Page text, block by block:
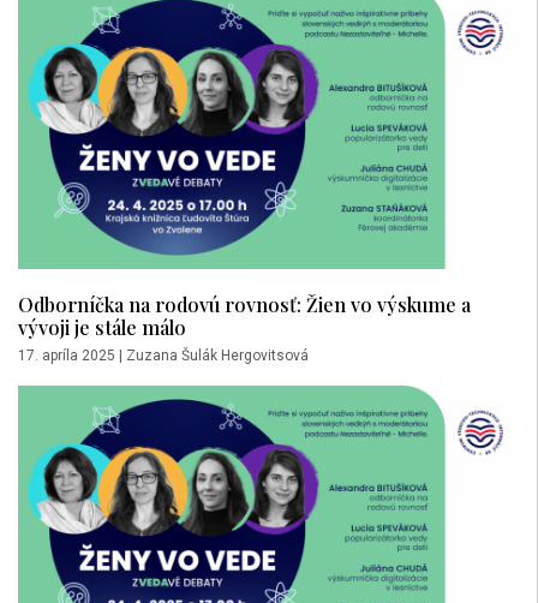
Odborníčka na rodovú rovnosť: Žien vo výskume a
vývoji je stále málo
17. apríla 2025 Zuzana Šulák Hergovitsová